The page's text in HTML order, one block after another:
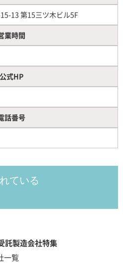
13 第15三ツ木ビル5F
業時間
公式HP
話番号
ている
託製造会社特集
一覧